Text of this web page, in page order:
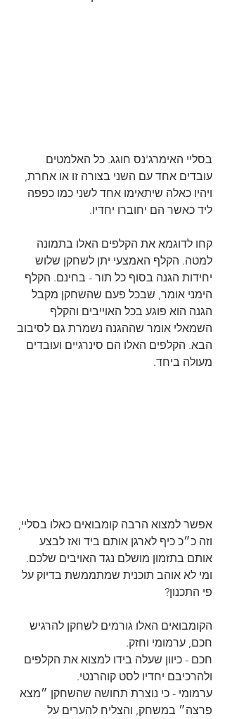
בסליי האימרג'נס חוגג. כל האלמטים
עובדים אחד עם השני בצורה זו או אחרת,
ויהיו כאלה שיתאימו אחד לשני כמו כפפה
ליד כאשר הם יחוברו יחדיו.
קחו לדוגמא את הקלפים האלו בתמונה
למטה. הקלף האמצעי יתן לשחקן שלוש
יחידות הגנה בסוף כל תור - בחינם. הקלף
הימני אומר, שבכל פעם שהשחקן מקבל
הגנה הוא פוגע בכל האוייבים והקלף
השמאלי אומר שההגנה נשמרת גם לסיבוב
הבא. הקלפים האלו הם סינרגיים ועובדים
מעולה ביחד.
אפשר למצוא הרבה קומבואים כאלו בסליי,
וזה כ״כ כיף לארגן אותם ביד ואז לבצע
אותם בתזמון מושלם נגד האויבים שלכם.
ומי לא אוהב תוכנית שמתממשת בדיוק על
פי התכנון?
הקומבואים האלו גורמים לשחקן להרגיש
חכם, ערמומי וחזק.
חכם - כיוון שעלה בידו למצוא את הקלפים
ולהרכיבם יחדיו לסט קוהרנטי.
ערמומי - כי נוצרת תחושה שהשחקן ״מצא
פרצה״ במשחק, והצליח להערים על